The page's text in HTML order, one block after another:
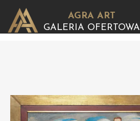
AGRA ART
GALERIA OFERTOWA